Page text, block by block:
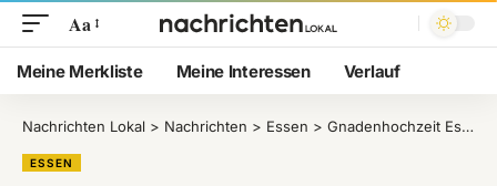
Aa
Meine Merkliste Meine Interessen Verlauf
Nachrichten Lokal > Nachrichten > Essen > Gnadenhochzeit Essen Oldenburg: Paar feiert 70 Jahre Ehe
ESSEN